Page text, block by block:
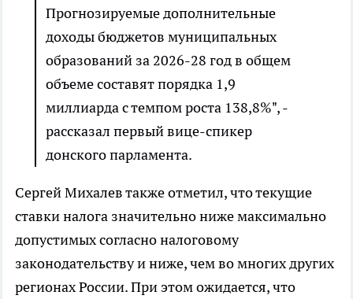
Прогнозируемые дополнительные
доходы бюджетов муниципальных
образований за 2026-28 год в общем
объеме составят порядка 1,9
миллиарда с темпом роста 138,8%", -
рассказал первый вице-спикер
донского парламента.
Сергей Михалев также отметил, что текущие
ставки налога значительно ниже максимально
допустимых согласно налоговому
законодательству и ниже, чем во многих других
регионах России. При этом ожидается, что